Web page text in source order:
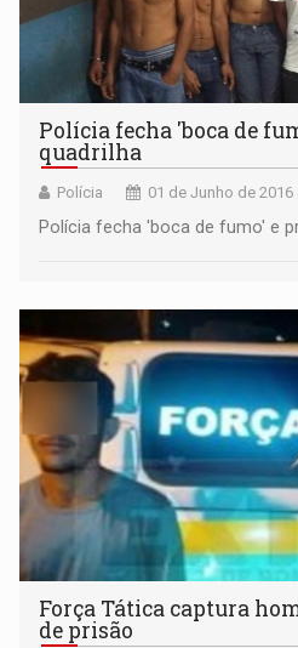
Polícia fecha 'boca de
quadrilha
Polícia 01 de Junho de 2016
Polícia fecha 'boca de fumo' e
Força Tática captura
de prisão